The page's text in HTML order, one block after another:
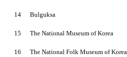
14 Bulguksa
15 The National Museum of Korea
16 The National Folk Museum of Korea